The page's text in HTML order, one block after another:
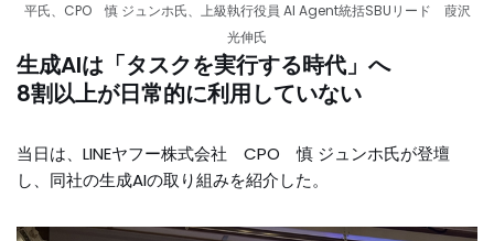
平氏、CPO 慎 ジュンホ氏、上級執行役員 AI Agent統括SBUリード 葭沢
光伸氏
生成AIは「タスクを実行する時代」へ
8割以上が日常的に利用していない
当日は、LINEヤフー株式会社 CPO 慎 ジュンホ氏が登壇
し、同社の生成AIの取り組みを紹介した。